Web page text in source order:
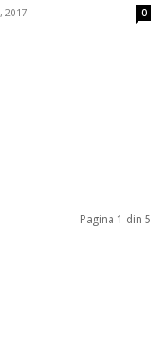
2017 0
Pagina 1 din 5